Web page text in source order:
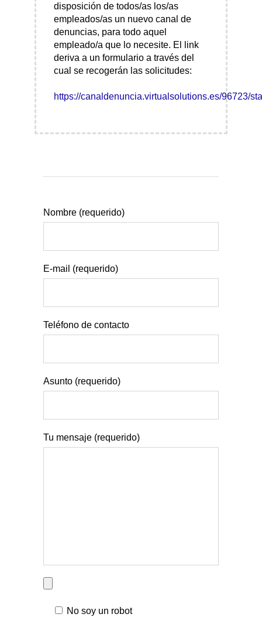
disposición de todos/as los/as
empleados/as un nuevo canal de
denuncias, para todo aquel
empleado/a que lo necesite. El link
deriva a un formulario a través del
cual se recogerán las solicitudes:
https://canaldenuncia.virtualsolutions.es/96723/
Nombre (requerido)
E-mail (requerido)
Teléfono de contacto
Asunto (requerido)
Tu mensaje (requerido)
No soy un robot